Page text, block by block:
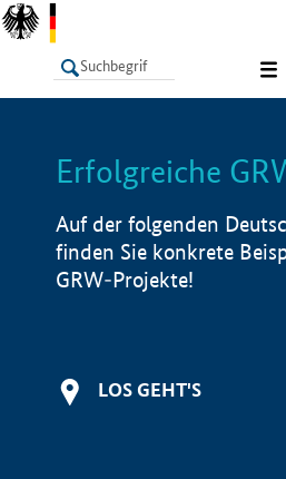
LISTE
Erfolgreiche
Auf der folgenden
finden Sie konkrete
GRW-Projekte!
LOS GEHT'S